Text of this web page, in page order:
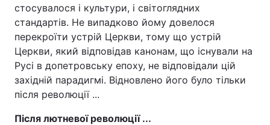
стосувалося і культури, і світоглядних
стандартів. Не випадково йому довелося
перекроїти устрій Церкви, тому що устрій
Церкви, який відповідав канонам, що існували на
Русі в допетровську епоху, не відповідали цій
західній парадигмі. Відновлено його було тільки
після революції ...
Після лютневої революції ...